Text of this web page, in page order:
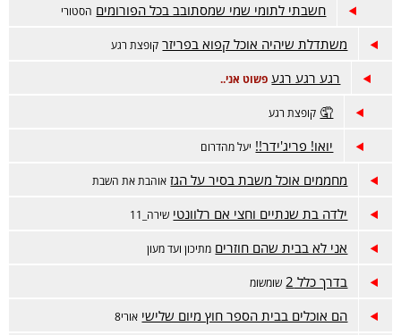
חשבתי לתומי שמי שמסתובב בכל הפורומים הסטורי
משתדלת שיהיה אוכל קפוא בפריזר קופצת רגע
רגע רגע רגע פשוט אני..
🤦 קופצת רגע
יואו! פריג'ידר!! יעל מהדרום
מחממים אוכל משבת בסיר על הגז אוהבת את השבת
ילדה בת שנתיים וחצי אם רלוונטי שירה_11
אני לא בבית שהם חוזרים מתיכון ועד מעון
בדרך כלל 2 שומשומ
הם אוכלים בבית הספר חוץ מיום שלישי אורי8